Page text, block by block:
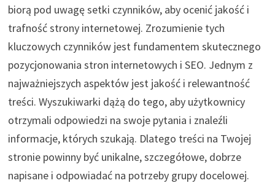
biorą pod uwagę setki czynników, aby ocenić jakość i
trafność strony internetowej. Zrozumienie tych
kluczowych czynników jest fundamentem skutecznego
pozycjonowania stron internetowych i SEO. Jednym z
najważniejszych aspektów jest jakość i relewantność
treści. Wyszukiwarki dążą do tego, aby użytkownicy
otrzymali odpowiedzi na swoje pytania i znaleźli
informacje, których szukają. Dlatego treści na Twojej
stronie powinny być unikalne, szczegółowe, dobrze
napisane i odpowiadać na potrzeby grupy docelowej.